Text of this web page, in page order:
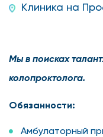
Клиника на
Мы в поисках
колопроктолога.
Обязанности:
Амбулаторный